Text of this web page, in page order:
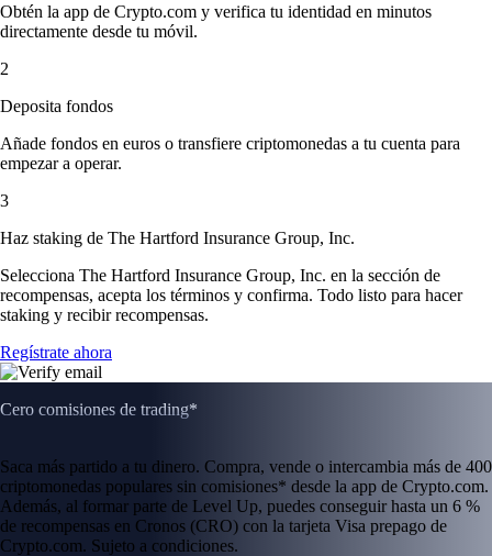
Obtén la app de Crypto.com y verifica tu identidad en minutos
directamente desde tu móvil.
2
Deposita fondos
Añade fondos en euros o transfiere criptomonedas a tu cuenta para
empezar a operar.
3
Haz staking de The Hartford Insurance Group, Inc.
Selecciona The Hartford Insurance Group, Inc. en la sección de
recompensas, acepta los términos y confirma. Todo listo para hacer
staking y recibir recompensas.
Regístrate ahora
Cero comisiones de trading*
Saca más partido a tu dinero. Compra, vende o intercambia más de 400
criptomonedas populares sin comisiones* desde la app de Crypto.com.
Además, al formar parte de Level Up, puedes conseguir hasta un 6 %
de recompensas en Cronos (CRO) con la tarjeta Visa prepago de
Crypto.com. Sujeto a condiciones.